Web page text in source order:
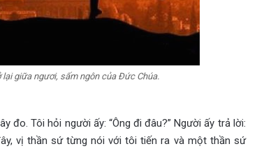
lại giữa ngươi, sấm ngôn của Đức Chúa.
đo. Tôi hỏi người ấy: “Ông đi đâu?” Người ấy trả lời:
vị thần sứ từng nói với tôi tiến ra và một thần sứ